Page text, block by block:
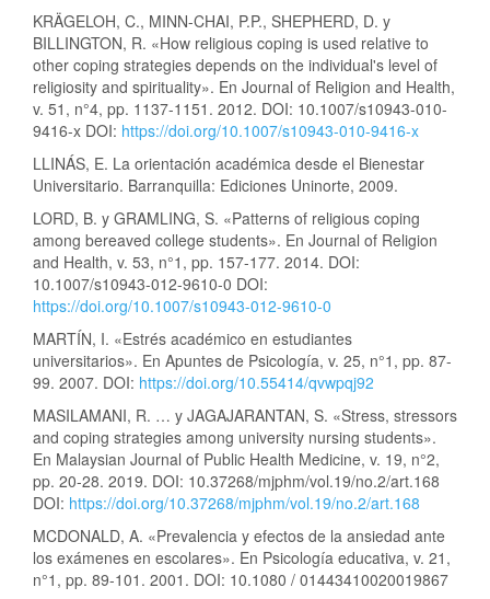
KRÄGELOH, C., MINN-CHAI, P.P., SHEPHERD, D. y
BILLINGTON, R. «How religious coping is used relative to
other coping strategies depends on the individual's level of
religiosity and spirituality». En Journal of Religion and Health,
v. 51, n°4, pp. 1137-1151. 2012. DOI: 10.1007/s10943-010-
9416-x DOI: https://doi.org/10.1007/s10943-010-9416-x
LLINÁS, E. La orientación académica desde el Bienestar
Universitario. Barranquilla: Ediciones Uninorte, 2009.
LORD, B. y GRAMLING, S. «Patterns of religious coping
among bereaved college students». En Journal of Religion
and Health, v. 53, n°1, pp. 157-177. 2014. DOI:
10.1007/s10943-012-9610-0 DOI:
https://doi.org/10.1007/s10943-012-9610-0
MARTÍN, I. «Estrés académico en estudiantes
universitarios». En Apuntes de Psicología, v. 25, n°1, pp. 87-
99. 2007. DOI: https://doi.org/10.55414/qvwpqj92
MASILAMANI, R. … y JAGAJARANTAN, S. «Stress, stressors
and coping strategies among university nursing students».
En Malaysian Journal of Public Health Medicine, v. 19, n°2,
pp. 20-28. 2019. DOI: 10.37268/mjphm/vol.19/no.2/art.168
DOI: https://doi.org/10.37268/mjphm/vol.19/no.2/art.168
MCDONALD, A. «Prevalencia y efectos de la ansiedad ante
los exámenes en escolares». En Psicología educativa, v. 21,
n°1, pp. 89-101. 2001. DOI: 10.1080 / 01443410020019867